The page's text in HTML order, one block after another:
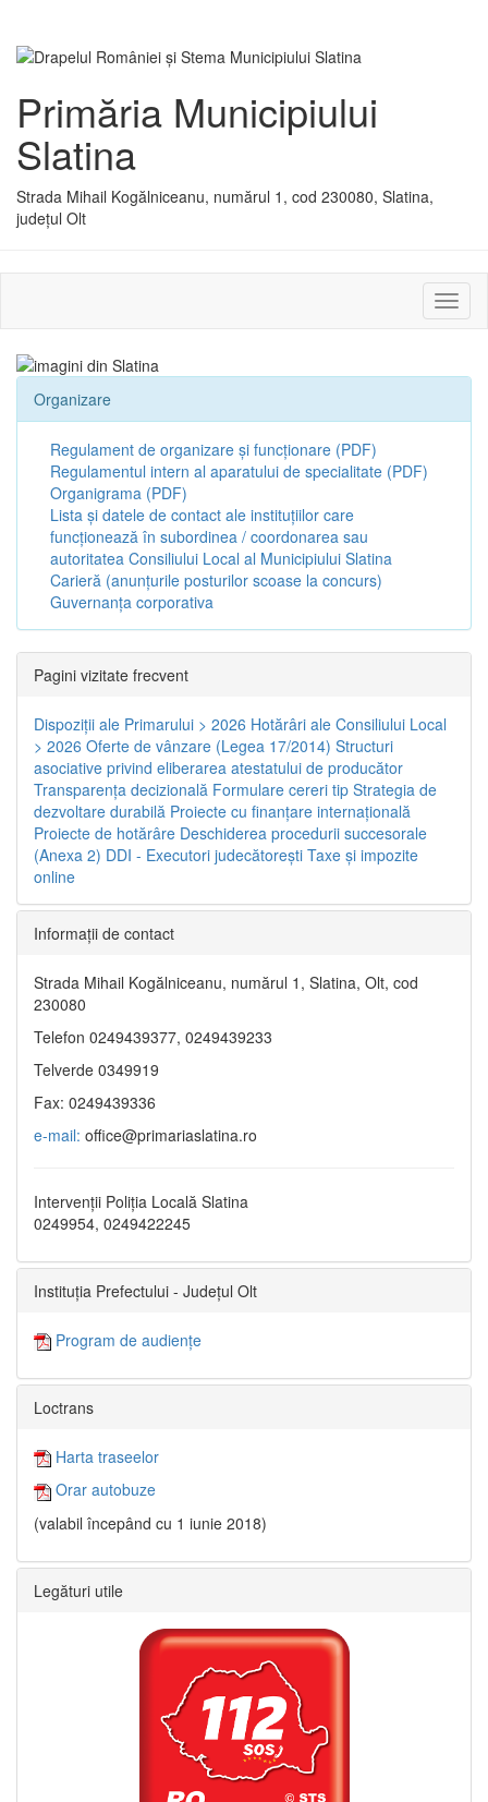
Primăria Municipiului
Slatina
Strada Mihail Kogălniceanu, numărul 1, cod 230080, Slatina,
județul Olt
sau
Organizare
Regulament de organizare și funcționare (PDF)
Regulamentul intern al aparatului de specialitate (PDF)
Organigrama (PDF)
Lista și datele de contact ale instituțiilor care
funcționează în subordinea / coordonarea sau
autoritatea Consiliului Local al Municipiului Slatina
Carieră (anunțurile posturilor scoase la concurs)
Guvernanța corporativa
Pagini vizitate frecvent
Dispoziţii ale Primarului > 2026 Hotărâri ale Consiliului Local
> 2026 Oferte de vânzare (Legea 17/2014) Structuri
asociative privind eliberarea atestatului de producător
Transparenţa decizională Formulare cereri tip Strategia de
dezvoltare durabilă Proiecte cu finanţare internaţională
Proiecte de hotărâre Deschiderea procedurii succesorale
(Anexa 2) DDI - Executori judecătorești Taxe şi impozite
online
Informaţii de contact
Strada Mihail Kogălniceanu, numărul 1, Slatina, Olt, cod
230080
Telefon 0249439377, 0249439233
Telverde 0349919
Fax: 0249439336
e-mail: office@primariaslatina.ro
Intervenții Poliția Locală Slatina
0249954, 0249422245
Instituția Prefectului - Județul Olt
Program de audiențe
Loctrans
Harta traseelor
Orar autobuze
(valabil începând cu 1 iunie 2018)
Legături utile